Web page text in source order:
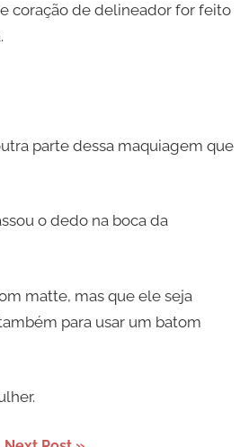
coração de delineador for feito
parte dessa maquiagem que
o dedo na boca da
matte, mas que ele seja
para usar um batom